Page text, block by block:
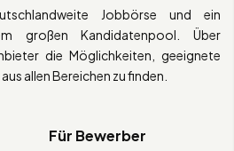
Jobbörse und ein
großen Kandidatenpool. Über
die Möglichkeiten, geeignete
allen Bereichen zu finden.
Für Bewerber